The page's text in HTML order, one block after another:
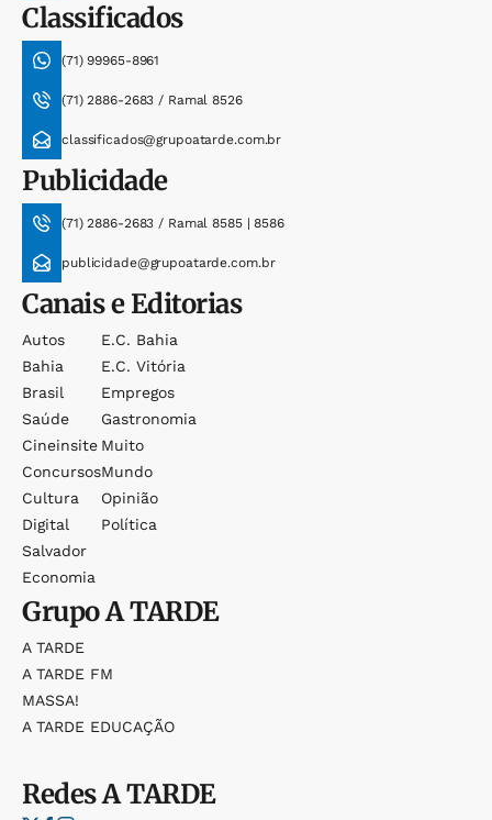
Classificados
(71) 99965-8961
(71) 2886-2683 / Ramal 8526
classificados@grupoatarde.com.br
Publicidade
(71) 2886-2683 / Ramal 8585 | 8586
publicidade@grupoatarde.com.br
Canais e Editorias
Autos
Bahia
Brasil
Saúde
Cineinsite
Concursos
Cultura
Digital
Salvador
Economia
E.c. Bahia
E.c. Vitória
Empregos
Gastronomia
Muito
Mundo
Opinião
Política
GrupoA TARDE
A TARDE
A TARDE FM
MASSA!
A TARDE EDUCAÇÃO
RedesA TARDE